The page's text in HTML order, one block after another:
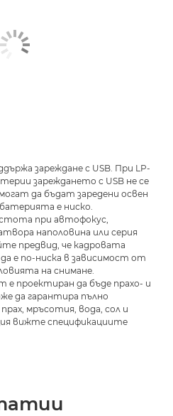
зареждане с USB. При LP-
зареждането с USB не се
да бъдат заредени освен
е ниско.
при автофокус,
наполовина или серия
предвид, че кадровата
е по-ниска в зависимост от
на снимане.
проектиран да бъде прахо- и
да гарантира пълно
мръсотия, вода, сол и
вижте спецификациите